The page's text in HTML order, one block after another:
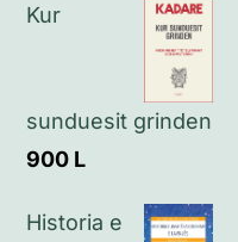
Kur
sunduesit grinden
900 L
Historia e